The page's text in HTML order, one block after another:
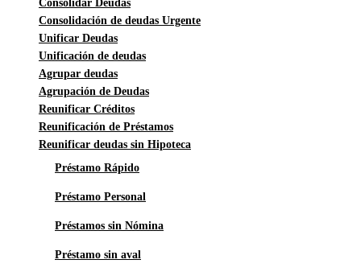
Consolidar Deudas
Consolidación de deudas Urgente
Unificar Deudas
Unificación de deudas
Agrupar deudas
Agrupación de Deudas
Reunificar Créditos
Reunificación de Préstamos
Reunificar deudas sin Hipoteca
Préstamo Rápido
Préstamo Personal
Préstamos sin Nómina
Préstamo sin aval